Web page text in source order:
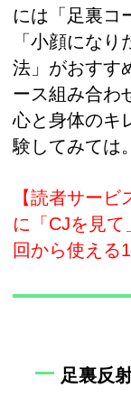
には「足裏コ
「小顔にな
法」がおすす
ース組み合わ
心と身体のキ
験してみては。
【読者サー
に「CJを見
回から使える
足裏反